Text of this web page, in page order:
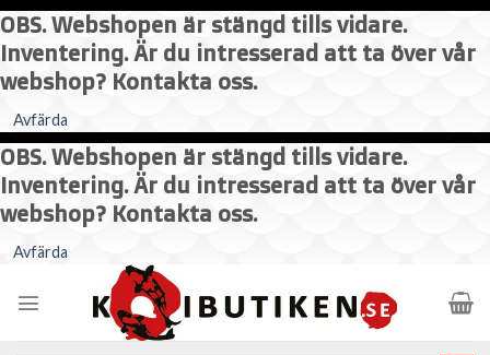
OBS. Webshopen är stängd tills vidare.
Inventering. Är du intresserad att ta över vår
webshop? Kontakta oss.
Avfärda
OBS. Webshopen är stängd tills vidare.
Inventering. Är du intresserad att ta över vår
webshop? Kontakta oss.
Avfärda
content